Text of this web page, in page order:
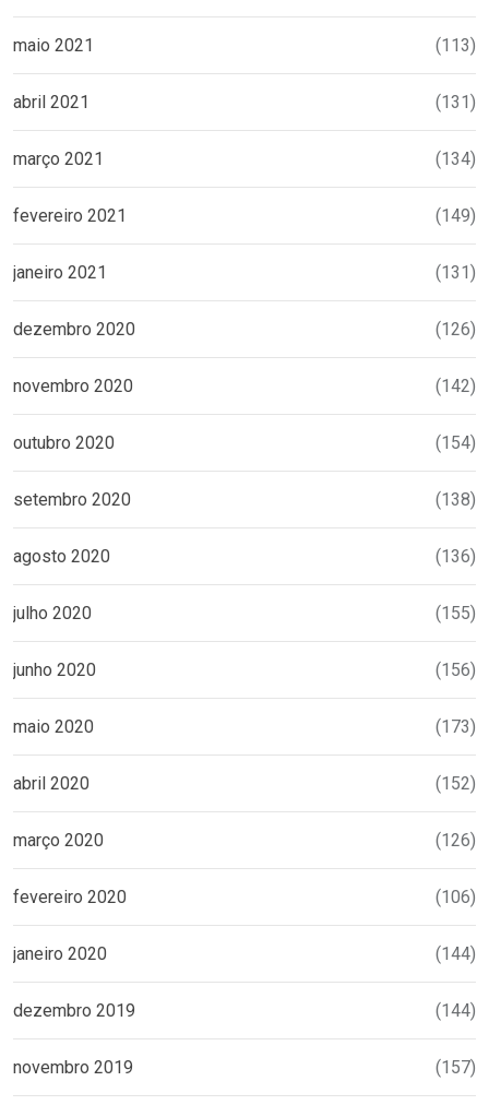
maio 2021 (113)
abril 2021 (131)
março 2021 (134)
fevereiro 2021 (149)
janeiro 2021 (131)
dezembro 2020 (126)
novembro 2020 (142)
outubro 2020 (154)
setembro 2020 (138)
agosto 2020 (136)
julho 2020 (155)
junho 2020 (156)
maio 2020 (173)
abril 2020 (152)
março 2020 (126)
fevereiro 2020 (106)
janeiro 2020 (144)
dezembro 2019 (144)
novembro 2019 (157)